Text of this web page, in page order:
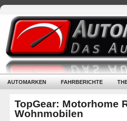
AUTOMARKEN FAHRBERICHTE
TopGear: Motorhome
Wohnmobilen